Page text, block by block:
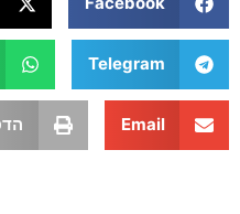
Telegram
Email הדפסה